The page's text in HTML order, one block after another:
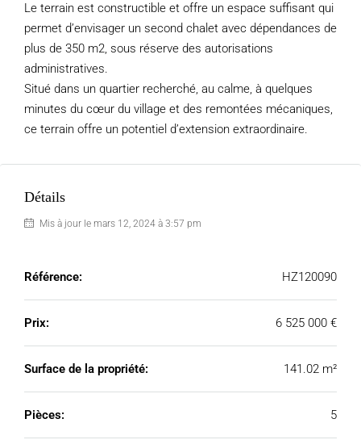
Le terrain est constructible et offre un espace suffisant qui
permet d’envisager un second chalet avec dépendances de
plus de 350 m2, sous réserve des autorisations
administratives.
Situé dans un quartier recherché, au calme, à quelques
minutes du cœur du village et des remontées mécaniques,
ce terrain offre un potentiel d’extension extraordinaire.
Détails
Mis à jour le mars 12, 2024 à 3:57 pm
Référence: HZ120090
Prix: 6 525 000 €
Surface de la propriété: 141.02 m²
Pièces: 5